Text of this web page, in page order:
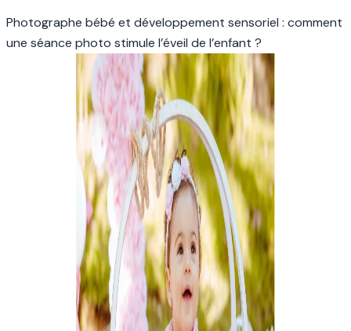
Photographe bébé et développement sensoriel : comment
une séance photo stimule l’éveil de l’enfant ?